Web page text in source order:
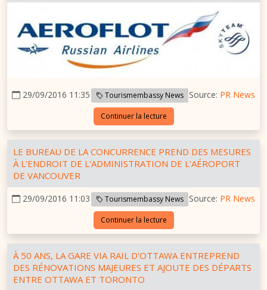
29/09/2016 11:35 Tourismembassy News Source: PR News
Continuer la lecture
LE BUREAU DE LA CONCURRENCE PREND DES MESURES
À L'ENDROIT DE L'ADMINISTRATION DE L'AÉROPORT
DE VANCOUVER
29/09/2016 11:03 Tourismembassy News Source: PR News
Continuer la lecture
À 50 ANS, LA GARE VIA RAIL D'OTTAWA ENTREPREND
DES RÉNOVATIONS MAJEURES ET AJOUTE DES DÉPARTS
ENTRE OTTAWA ET TORONTO